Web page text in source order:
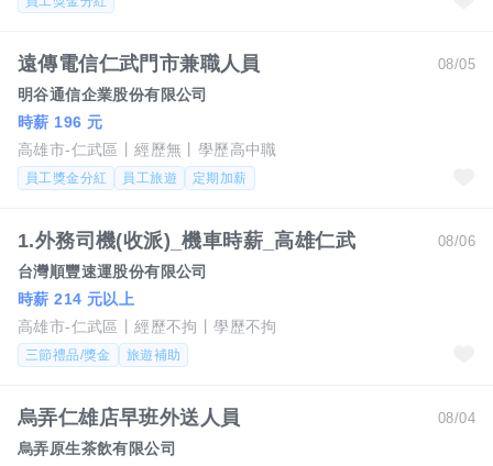
08/05
遠傳電信仁武門市兼職人員
明谷通信企業股份有限公司
時薪 196 元
高雄市-仁武區
經歷無 學歷高中職
員工獎金分紅 員工旅遊 定期加薪
08/06
1.外務司機(收派)_機車時薪_高雄仁武
台灣順豐速運股份有限公司
時薪 214 元以上
高雄市-仁武區
經歷不拘 學歷不拘
三節禮品/獎金 旅遊補助
08/04
烏弄仁雄店早班外送人員
烏弄原生茶飲有限公司